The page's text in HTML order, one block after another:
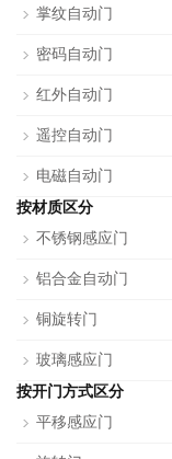
掌纹自动门
密码自动门
红外自动门
遥控自动门
电磁自动门
按材质区分
不锈钢感应门
铝合金自动门
铜旋转门
玻璃感应门
按开门方式区分
平移感应门